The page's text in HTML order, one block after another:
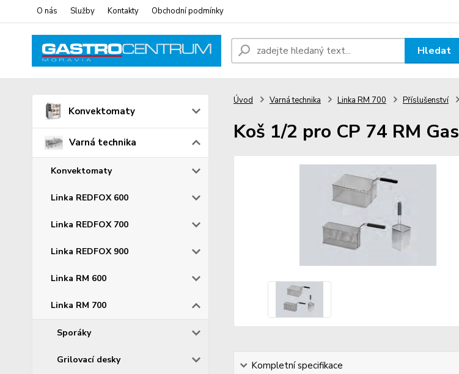
O nás Služby Kontakty Obchodní podmínky
Hledat
Konvektomaty
Varná technika
Konvektomaty
Linka REDFOX 600
Linka REDFOX 700
Linka REDFOX 900
Linka RM 600
Linka RM 700
Sporáky
Grilovací desky
Úvod Varná technika Linka RM 700 Příslušenství
Koš 1/2 pro CP 74 RM
Kompletní specifikace